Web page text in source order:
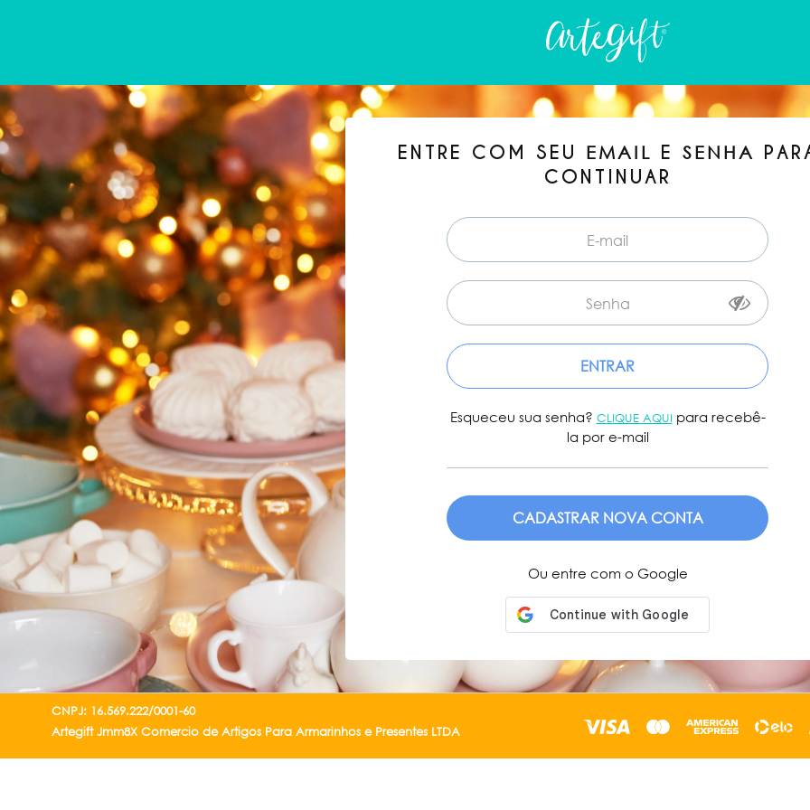
ENTRE COM SEU EMAIL E SENHA
CONTINUAR
ENTRAR
Esqueceu sua senha? CLIQUE AQUI para recebê-
la por e-mail
ENVIAR
Ou entre com o Google
CNPJ: 16.569.222/0001-60
Artegift Jmm8X Comercio de Artigos Para Armarinhos e Presentes LTDA